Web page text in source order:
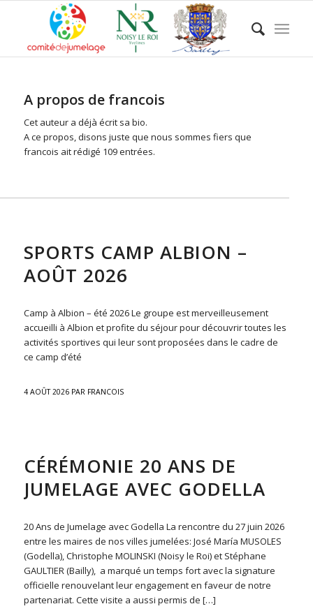
A propos de francois
Cet auteur a déjà écrit sa bio.
A ce propos, disons juste que nous sommes fiers que
francois ait rédigé 109 entrées.
SPORTS CAMP ALBION –
AOÛT 2026
Camp à Albion – été 2026 Le groupe est merveilleusement
accueilli à Albion et profite du séjour pour découvrir toutes les
activités sportives qui leur sont proposées dans le cadre de
ce camp d’été
4 AOÛT 2026 PAR FRANCOIS
CÉRÉMONIE 20 ANS DE
JUMELAGE AVEC GODELLA
20 Ans de Jumelage avec Godella La rencontre du 27 juin 2026
entre les maires de nos villes jumelées: José María MUSOLES
(Godella), Christophe MOLINSKI (Noisy le Roi) et Stéphane
GAULTIER (Bailly), a marqué un temps fort avec la signature
officielle renouvelant leur engagement en faveur de notre
partenariat. Cette visite a aussi permis de […]